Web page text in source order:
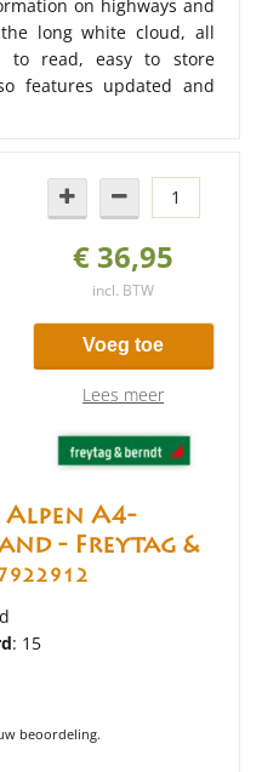
on highways and
long white cloud, all
to read, easy to store
features updated and
€ 36,95
incl. BTW
Voeg toe
Lees meer
Alpen A4-
- Freytag &
: 15
beoordeling.